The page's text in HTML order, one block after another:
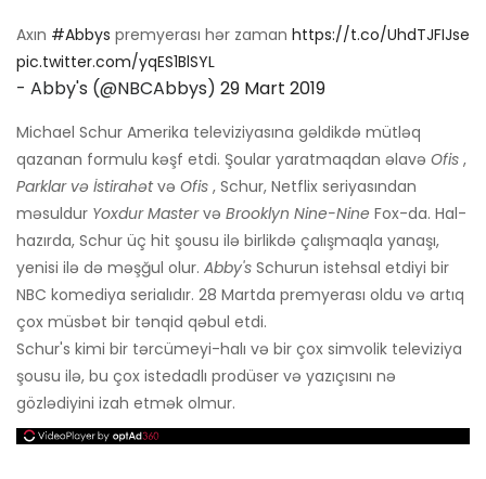
Axın #Abbys premyerası hər zaman https://t.co/UhdTJFIJse
pic.twitter.com/yqES1BlSYL
- Abby's (@NBCAbbys) 29 Mart 2019
Michael Schur Amerika televiziyasına gəldikdə mütləq
qazanan formulu kəşf etdi. Şoular yaratmaqdan əlavə Ofis ,
Parklar və İstirahətvə Ofis , Schur, Netflix seriyasından
məsuldur Yoxdur Mastervə Brooklyn Nine-Nine Fox-da. Hal-
hazırda, Schur üç hit şousu ilə birlikdə çalışmaqla yanaşı,
yenisi ilə də məşğul olur. Abby's Schurun ​​istehsal etdiyi bir
NBC komediya serialıdır. 28 Martda premyerası oldu və artıq
çox müsbət bir tənqid qəbul etdi.
Schur's kimi bir tərcümeyi-halı və bir çox simvolik televiziya
şousu ilə, bu çox istedadlı prodüser və yazıçısını nə
gözlədiyini izah etmək olmur.